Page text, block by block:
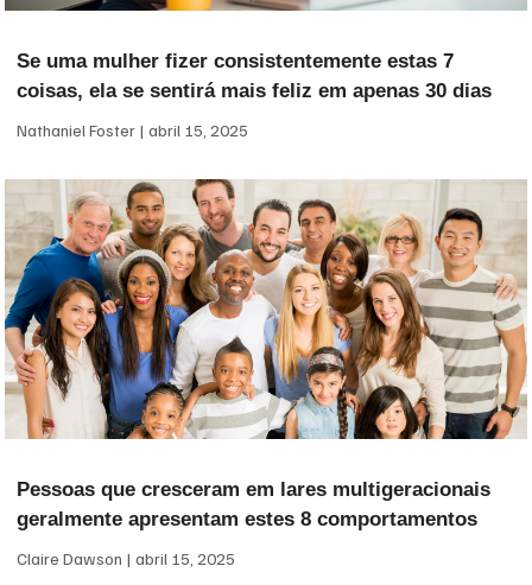
Se uma mulher fizer consistentemente estas 7
coisas, ela se sentirá mais feliz em apenas 30 dias
Nathaniel Foster abril 15, 2025
Pessoas que cresceram em lares multigeracionais
geralmente apresentam estes 8 comportamentos
Claire Dawson abril 15, 2025